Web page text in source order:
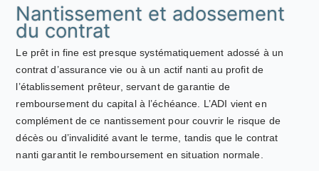
Nantissement et adossement
du contrat
Le prêt in fine est presque systématiquement adossé à un
contrat d’assurance vie ou à un actif nanti au profit de
l’établissement prêteur, servant de garantie de
remboursement du capital à l’échéance. L’ADI vient en
complément de ce nantissement pour couvrir le risque de
décès ou d’invalidité avant le terme, tandis que le contrat
nanti garantit le remboursement en situation normale.